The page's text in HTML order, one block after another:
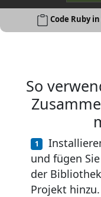
Code Ruby
So
und fügen
der
Projekt hinzu.